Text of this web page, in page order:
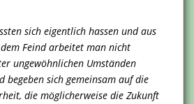
sich eigentlich hassen und aus
Feind arbeitet man nicht
ungewöhnlichen Umständen
begeben sich gemeinsam auf die
die möglicherweise die Zukunft